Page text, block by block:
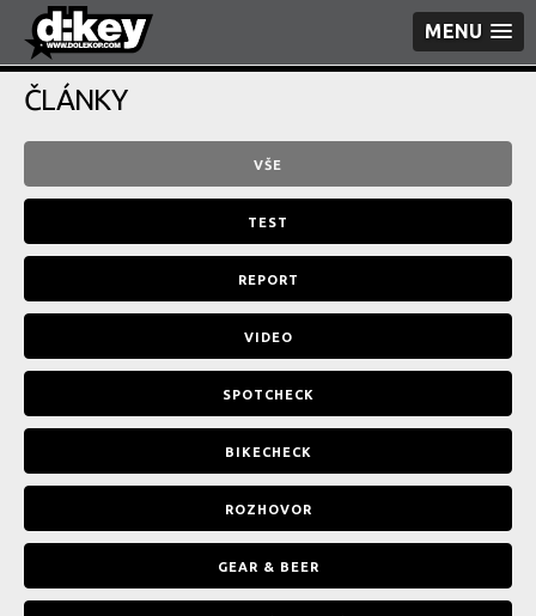
MENU
ČLÁNKY
VŠE
TEST
REPORT
VIDEO
SPOTCHECK
BIKECHECK
ROZHOVOR
GEAR & BEER